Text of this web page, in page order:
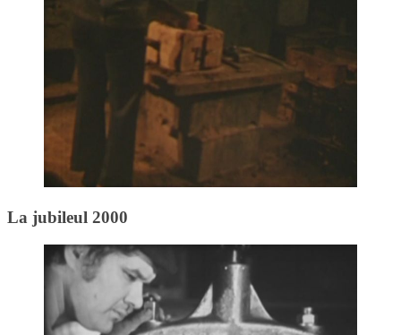
La jubileul 2000